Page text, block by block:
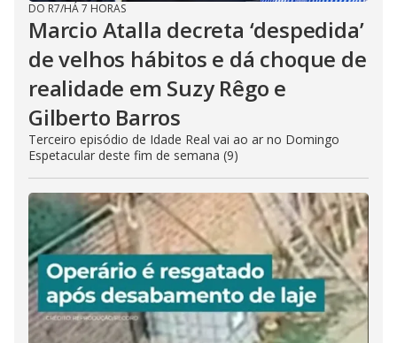
DO R7/HÁ 7 HORAS
Marcio Atalla decreta ‘despedida’
de velhos hábitos e dá choque de
realidade em Suzy Rêgo e
Gilberto Barros
Terceiro episódio de Idade Real vai ao ar no Domingo
Espetacular deste fim de semana (9)